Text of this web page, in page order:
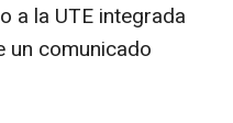
a la UTE integrada
un comunicado